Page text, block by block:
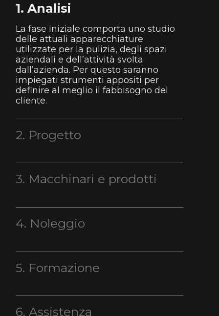
1. Analisi
La fase iniziale comporta uno studio
delle attuali apparecchiature
utilizzate per la pulizia, degli spazi
aziendali e dell’attività svolta
dall’azienda. Per questo saranno
impiegati strumenti appositi per
definire al meglio il fabbisogno del
cliente.
2. Progetto
3. Macchinari e prodotti
4. Noleggio
5. Formazione
6. Assistenza